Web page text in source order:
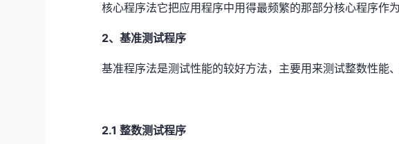
核心程序法它把应用程序中用得最频繁的那部分核心程序作
2、基准测试程序
基准程序法是测试性能的较好方法，主要用来测试整数性能
2.1 整数测试程序